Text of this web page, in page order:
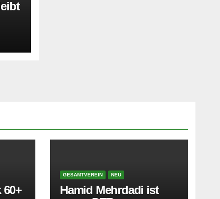
60+
GESAMTVEREIN NEU
Hamid Mehrdadi ist